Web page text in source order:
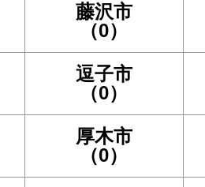
藤沢市
（0）
逗子市
（0）
厚木市
（0）